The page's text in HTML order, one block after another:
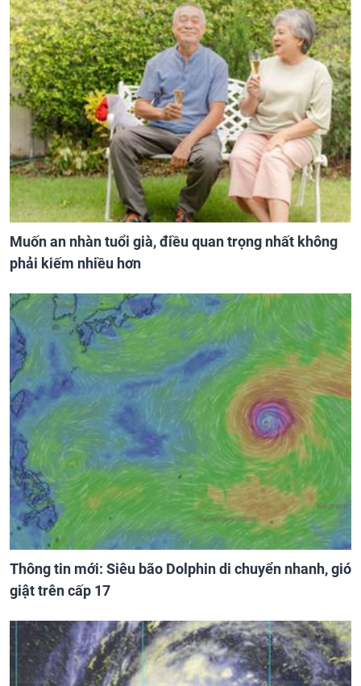
Muốn an nhàn tuổi già, điều quan trọng nhất không
phải kiếm nhiều hơn
Thông tin mới: Siêu bão Dolphin di chuyển nhanh, gió
giật trên cấp 17